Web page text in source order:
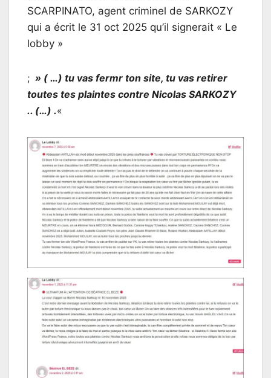
SCARPINATO, agent criminel de SARKOZY
qui a écrit le 31 oct 2025 qu’il signerait « Le
lobby »
; » ( …) tu vas fermr ton site, tu vas retirer
toutes tes plaintes contre Nicolas SARKOZY
.. (…) .«